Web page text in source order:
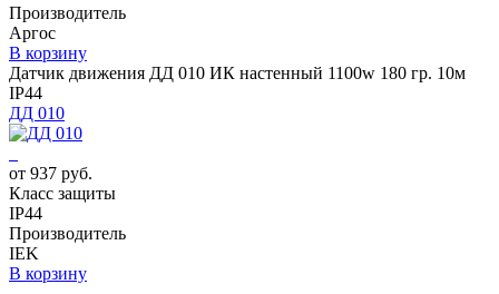
Производитель
Аргос
В корзину
Датчик движения ДД 010 ИК настенный 1100w 180 гр. 10м
IP44
ДД 010
от 937 руб.
Класс защиты
IP44
Производитель
IEK
В корзину